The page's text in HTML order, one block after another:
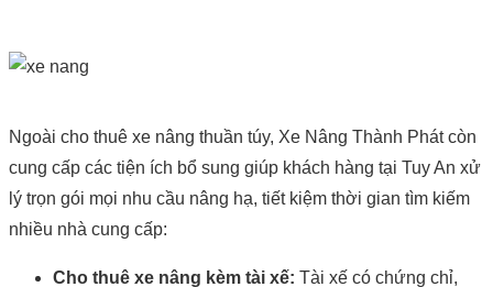
Ngoài cho thuê xe nâng thuần túy, Xe Nâng Thành Phát còn
cung cấp các tiện ích bổ sung giúp khách hàng tại Tuy An xử
lý trọn gói mọi nhu cầu nâng hạ, tiết kiệm thời gian tìm kiếm
nhiều nhà cung cấp:
Cho thuê xe nâng kèm tài xế: Tài xế có chứng chỉ,